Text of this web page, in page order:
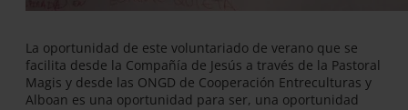
La oportunidad de este voluntariado de verano que se
facilita desde la Compañía de Jesús a través de la Pastoral
Magis y desde las ONGD de Cooperación Entreculturas y
Alboan es una oportunidad para ser, una oportunidad